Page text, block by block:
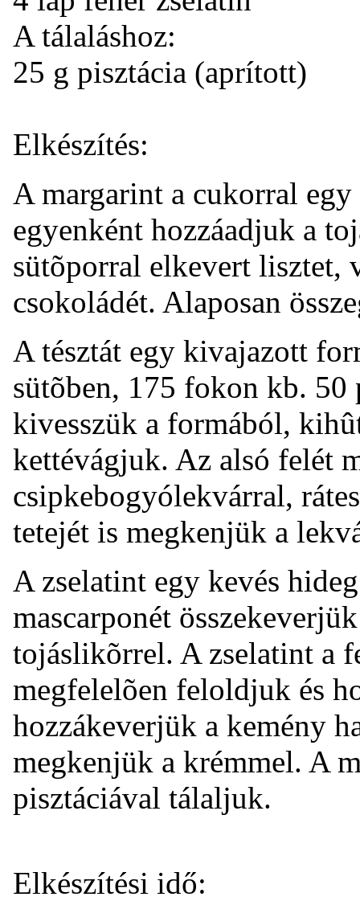
A tálaláshoz:
25 g pisztácia (aprított)
Elkészítés:
A margarint a cukorral
egyenként hozzáadjuk a
sütõporral elkevert lisztet,
csokoládét. Alaposan
A tésztát egy kivajazott
sütõben, 175 fokon kb. 50
kivesszük a formából,
kettévágjuk. Az alsó felét
csipkebogyólekvárral,
tetejét is megkenjük a
A zselatint egy kevés
mascarponét
tojáslikõrrel. A zselatint a
megfelelõen feloldjuk és
hozzákeverjük a kemény
megkenjük a krémmel. A
pisztáciával tálaljuk.
Elkészítési idő: